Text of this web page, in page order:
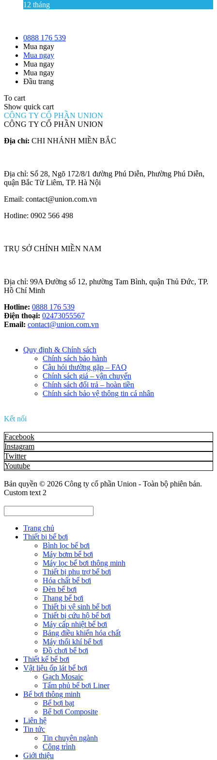
12 tháng
0888 176 539
Mua ngay
Mua ngay
Mua ngay
Mua ngay
Đầu trang
To cart
Show quick cart
CÔNG TY CỔ PHẦN UNION
CÔNG TY CỔ PHẦN UNION
Địa chỉ: CHI NHÁNH MIỀN BẮC
Địa chỉ: Số 28, Ngõ 172/8/1 đường Phú Diễn, Phường Phú Diễn,
quận Bắc Từ Liêm, TP. Hà Nội
Email: contact@union.com.vn
Hotline: 0902 566 498
TRỤ SỞ CHÍNH MIỀN NAM
Địa chỉ: 99A Đường số 12, phường Tam Bình, quận Thủ Đức, TP.
Hồ Chí Minh
Hotline: 0888 176 539
Điện thoại: 02473055567
Email: contact@union.com.vn
Quy định & Chính sách
Chính sách bảo hành
Câu hỏi thường gặp – FAQ
Chính sách giá – vận chuyển
Chính sách đổi trả – hoàn tiền
Chính sách bảo vệ thông tin cá nhân
Kết nối
Facebook
Instagram
Twitter
Youtube
Bản quyền © 2026 Công ty cổ phần Union - Toàn bộ phiên bản.
Custom text 2
Trang chủ
Thiết bị bể bơi
Bình lọc bể bơi
Máy bơm bể bơi
Máy lọc bể bơi thông minh
Thiết bị phụ trợ bể bơi
Hóa chất bể bơi
Đèn bể bơi
Thang bể bơi
Thiết bị vệ sinh bể bơi
Thiết bị cứu hộ bể bơi
Máy cấp nhiệt bể bơi
Bảng điều khiển hóa chất
Máy thổi khí bể bơi
Đồ chơi bể bơi
Thiết kế bể bơi
Vật liệu ốp lát bể bơi
Gạch Mosaic
Tấm phủ bể bơi Liner
Bể bơi thông minh
Bể bơi bạt
Bể bơi Composite
Liên hệ
Tin tức
Tin chuyên ngành
Công trình
Giới thiệu